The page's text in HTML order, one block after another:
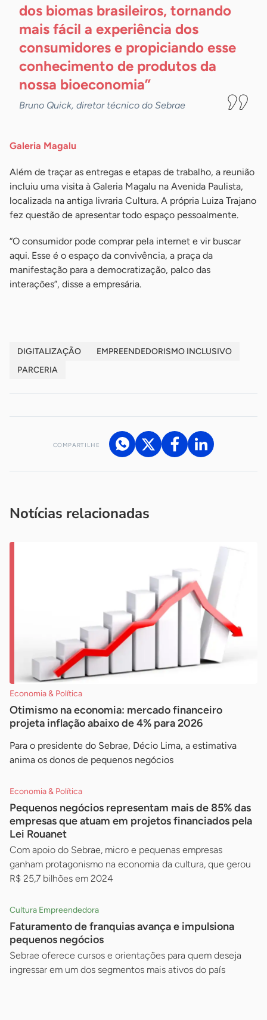
dos biomas brasileiros, tornando
mais fácil a experiência dos
consumidores e propiciando esse
conhecimento de produtos da
nossa bioeconomia”
Bruno Quick, diretor técnico do Sebrae
Galeria Magalu
Além de traçar as entregas e etapas de trabalho, a reunião
incluiu uma visita à Galeria Magalu na Avenida Paulista,
localizada na antiga livraria Cultura. A própria Luiza Trajano
fez questão de apresentar todo espaço pessoalmente.
“O consumidor pode comprar pela internet e vir buscar
aqui. Esse é o espaço da convivência, a praça da
manifestação para a democratização, palco das
interações”, disse a empresária.
DIGITALIZAÇÃO
EMPREENDEDORISMO INCLUSIVO
PARCERIA
COMPARTILHE
Notícias relacionadas
Economia & Política
Otimismo na economia: mercado financeiro
projeta inflação abaixo de 4% para 2026
Para o presidente do Sebrae, Décio Lima, a estimativa
anima os donos de pequenos negócios
Economia & Política
Pequenos negócios representam mais de 85% das
empresas que atuam em projetos financiados pela
Lei Rouanet
Com apoio do Sebrae, micro e pequenas empresas
ganham protagonismo na economia da cultura, que gerou
R$ 25,7 bilhões em 2024
Cultura Empreendedora
Faturamento de franquias avança e impulsiona
pequenos negócios
Sebrae oferece cursos e orientações para quem deseja
ingressar em um dos segmentos mais ativos do país